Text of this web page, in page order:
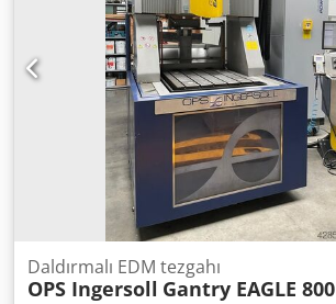
Daldırmalı EDM tezgahı
OPS Ingersoll Gantry EAGLE 800